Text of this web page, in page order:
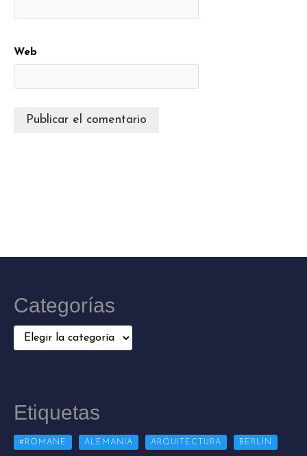
Web
Categorías
Categorías
Etiquetas
#ROMANE ALEMANIA ARQUITECTURA BERLÍN